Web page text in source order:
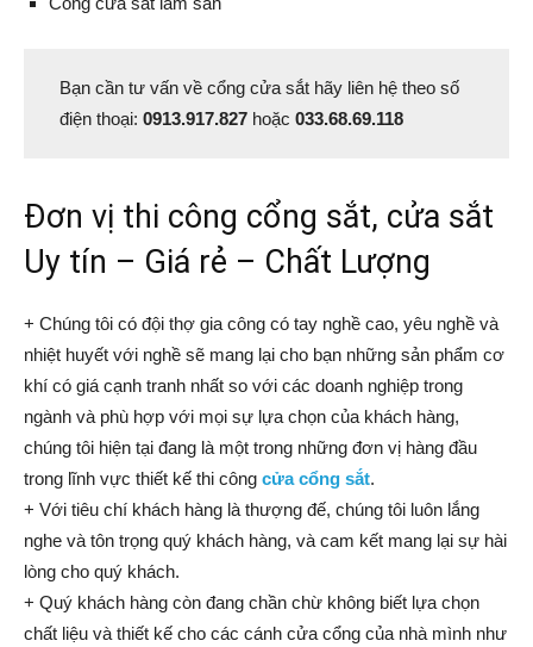
Bạn cần tư vấn về cổng cửa sắt hãy liên hệ theo số
điện thoại: 0913.917.827 hoặc 033.68.69.118
Đơn vị thi công cổng sắt, cửa sắt
Uy tín – Giá rẻ – Chất Lượng
+ Chúng tôi có đội thợ gia công có tay nghề cao, yêu nghề và
nhiệt huyết với nghề sẽ mang lại cho bạn những sản phẩm cơ
khí có giá cạnh tranh nhất so với các doanh nghiệp trong
ngành và phù hợp với mọi sự lựa chọn của khách hàng,
chúng tôi hiện tại đang là một trong những đơn vị hàng đầu
trong lĩnh vực thiết kế thi công cửa cổng sắt.
+ Với tiêu chí khách hàng là thượng đế, chúng tôi luôn lắng
nghe và tôn trọng quý khách hàng, và cam kết mang lại sự hài
lòng cho quý khách.
+ Quý khách hàng còn đang chần chừ không biết lựa chọn
chất liệu và thiết kế cho các cánh cửa cổng của nhà mình như